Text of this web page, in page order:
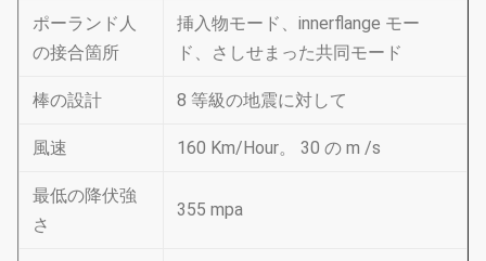
ポーランド人
の接合箇所
挿入物モード、innerflange モー
ド、さしせまった共同モード
棒の設計 8 等級の地震に対して
風速 160 Km/Hour。 30 の m /s
最低の降伏強
さ
355 mpa